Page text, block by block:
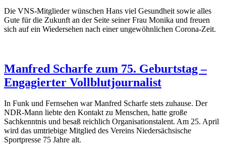
Die VNS-Mitglieder wünschen Hans viel Gesundheit sowie alles
Gute für die Zukunft an der Seite seiner Frau Monika und freuen
sich auf ein Wiedersehen nach einer ungewöhnlichen Corona-Zeit.
Manfred Scharfe zum 75. Geburtstag –
Engagierter Vollblutjournalist
In Funk und Fernsehen war Manfred Scharfe stets zuhause. Der
NDR-Mann liebte den Kontakt zu Menschen, hatte große
Sachkenntnis und besaß reichlich Organisationstalent. Am 25. April
wird das umtriebige Mitglied des Vereins Niedersächsische
Sportpresse 75 Jahre alt.